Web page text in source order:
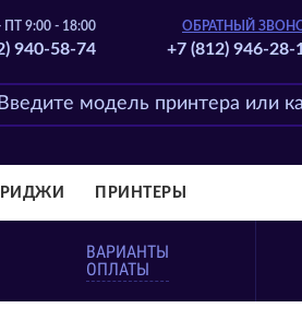
ПТ 9:00 - 18:00
940-58-74
ОБРАТНЫЙ
+7 (812) 946-28-
ПРИНТЕРЫ
ВАРИАНТЫ
ОПЛАТЫ